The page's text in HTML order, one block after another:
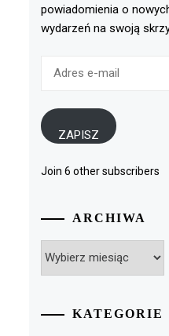
powiadomienia o
wydarzeń na swoją
ZAPISZ
Join 6 other subscribers
ARCHIWA
KATEGORIE